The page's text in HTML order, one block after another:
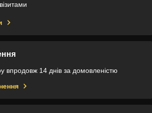
впродовж 14 днів за домовленістю